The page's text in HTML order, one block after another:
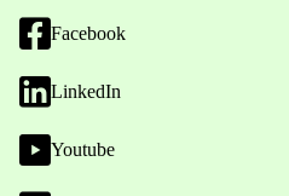
Facebook
LinkedIn
Youtube